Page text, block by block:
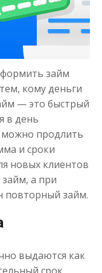
до 50 000₽
до 21 дня
займ
кому деньги
— это быстрый
в день
продлить
и сроки
новых клиентов
а при
повторный займ.
выдаются как